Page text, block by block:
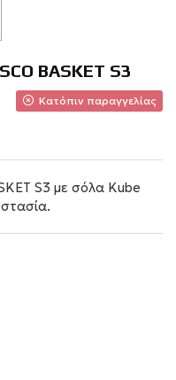
BASKET S3
Κατόπιν παραγγελίας
S3 με σόλα Kube